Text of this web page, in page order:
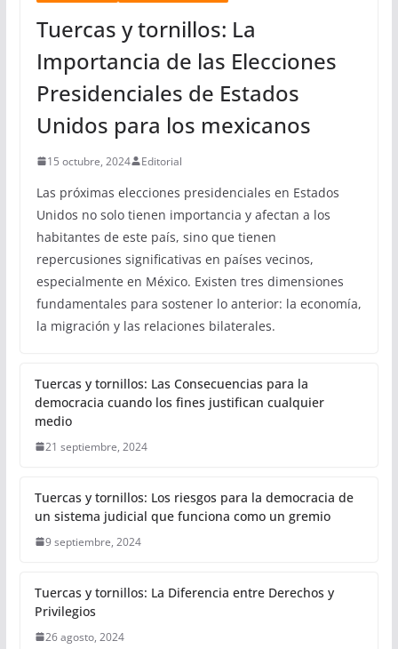
Tuercas y tornillos: La
Importancia de las Elecciones
Presidenciales de Estados
Unidos para los mexicanos
15 octubre, 2024 Editorial
Las próximas elecciones presidenciales en Estados
Unidos no solo tienen importancia y afectan a los
habitantes de este país, sino que tienen
repercusiones significativas en países vecinos,
especialmente en México. Existen tres dimensiones
fundamentales para sostener lo anterior: la economía,
la migración y las relaciones bilaterales.
Tuercas y tornillos: Las Consecuencias para la
democracia cuando los fines justifican cualquier
medio
21 septiembre, 2024
Tuercas y tornillos: Los riesgos para la democracia de
un sistema judicial que funciona como un gremio
9 septiembre, 2024
Tuercas y tornillos: La Diferencia entre Derechos y
Privilegios
26 agosto, 2024